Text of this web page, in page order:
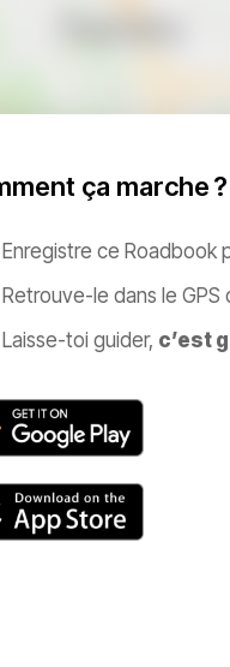
ça marche ?
Enregistre ce Roadbook
Retrouve-le dans le GPS
Laisse-toi guider, c’est